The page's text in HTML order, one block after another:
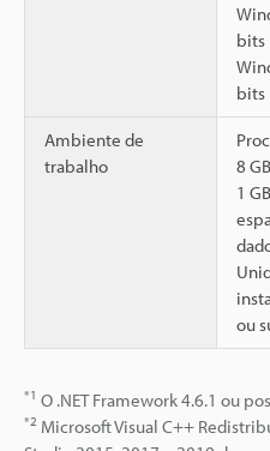
bits
bits
Ambiente de
trabalho
8
1
ou
*1 O .NET Framework 4.6.1 ou
*2 Microsoft Visual C++